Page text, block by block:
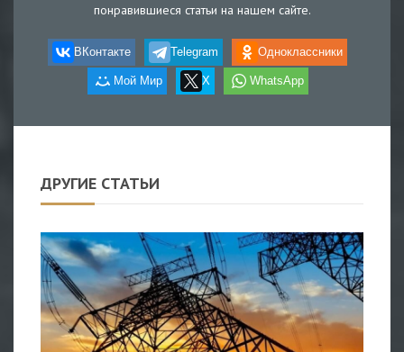
понравившиеся статьи на нашем сайте.
ВКонтакте Telegram Одноклассники
Мой Мир X WhatsApp
ДРУГИЕ СТАТЬИ